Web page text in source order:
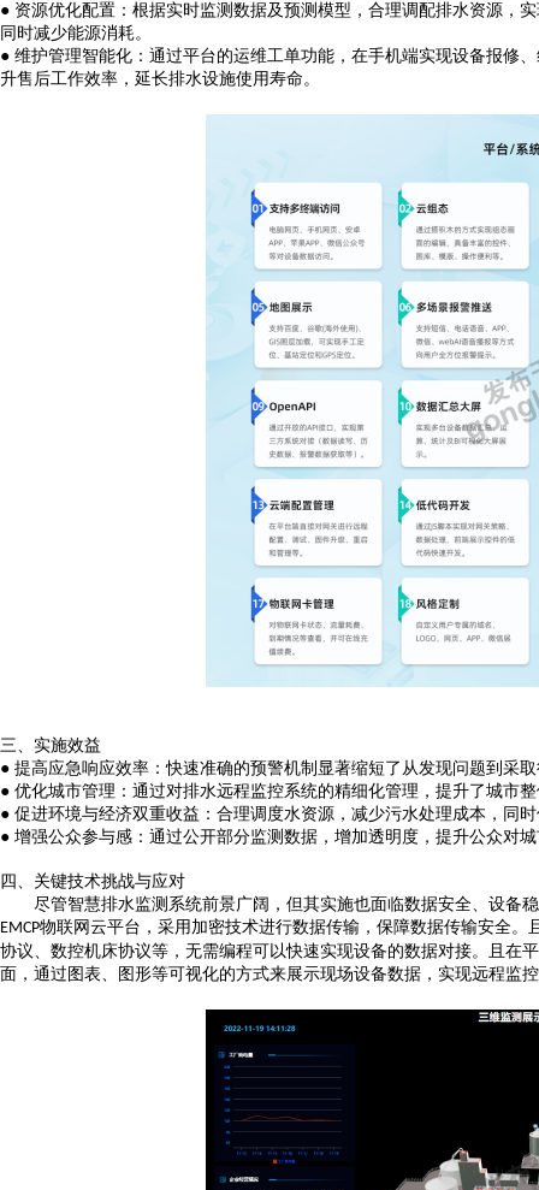
● 资源优化配置：根据实时监测数据及预测模型，合理调配排水资源，
同时减少能源消耗。
● 维护管理智能化： 通过平台的运维工单功能，在手机端实现设备报修
升售后工作效率 ，延长排水设施使用寿命。
三、 实施效益
● 提高应急响应效率：快速准确的预警机制显著缩短了从发现问题到采
● 优化城市管理：通过对排水远程监控系统的精细化管理，提升了城市
● 促进环境与经济双重收益：合理调度水资源，减少污水处理成本，同
● 增强公众参与感：通过公开部分监测数据，增加透明度，提升公众对
四、 关键技术挑战与应对
尽管智慧排水监测系统前景广阔，但其实施也面临数据安全、设备
EMCP物联网云平台，采用加密技术进行数据传输，保障数据传输安全。
协议、数控机床协议等，无需编程可以快速实现设备的数据对接。且在
面，通过图表、图形等可视化的方式来展示现场设备数据，实现远程监